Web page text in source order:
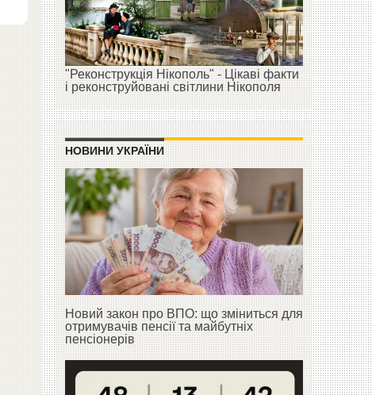
"Реконструкція Нікополь" - Цікаві факти
і реконструйовані світлини Нікополя
НОВИНИ УКРАЇНИ
Новий закон про ВПО: що зміниться для
отримувачів пенсії та майбутніх
пенсіонерів